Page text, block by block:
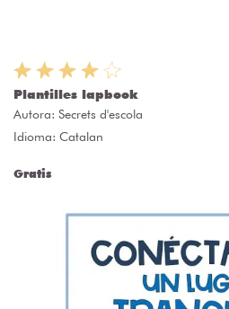
Plantilles lapbook
Autora: Secrets d'escola
Idioma: Catalan
Gratis